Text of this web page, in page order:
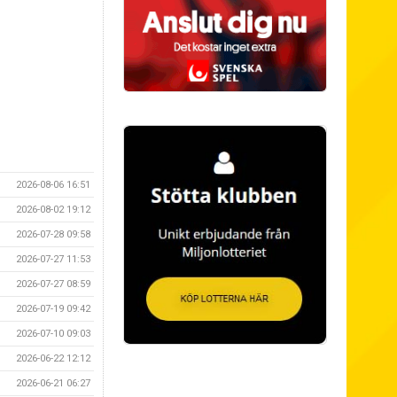
2026-08-06 16:51
2026-08-02 19:12
2026-07-28 09:58
2026-07-27 11:53
2026-07-27 08:59
2026-07-19 09:42
2026-07-10 09:03
2026-06-22 12:12
2026-06-21 06:27